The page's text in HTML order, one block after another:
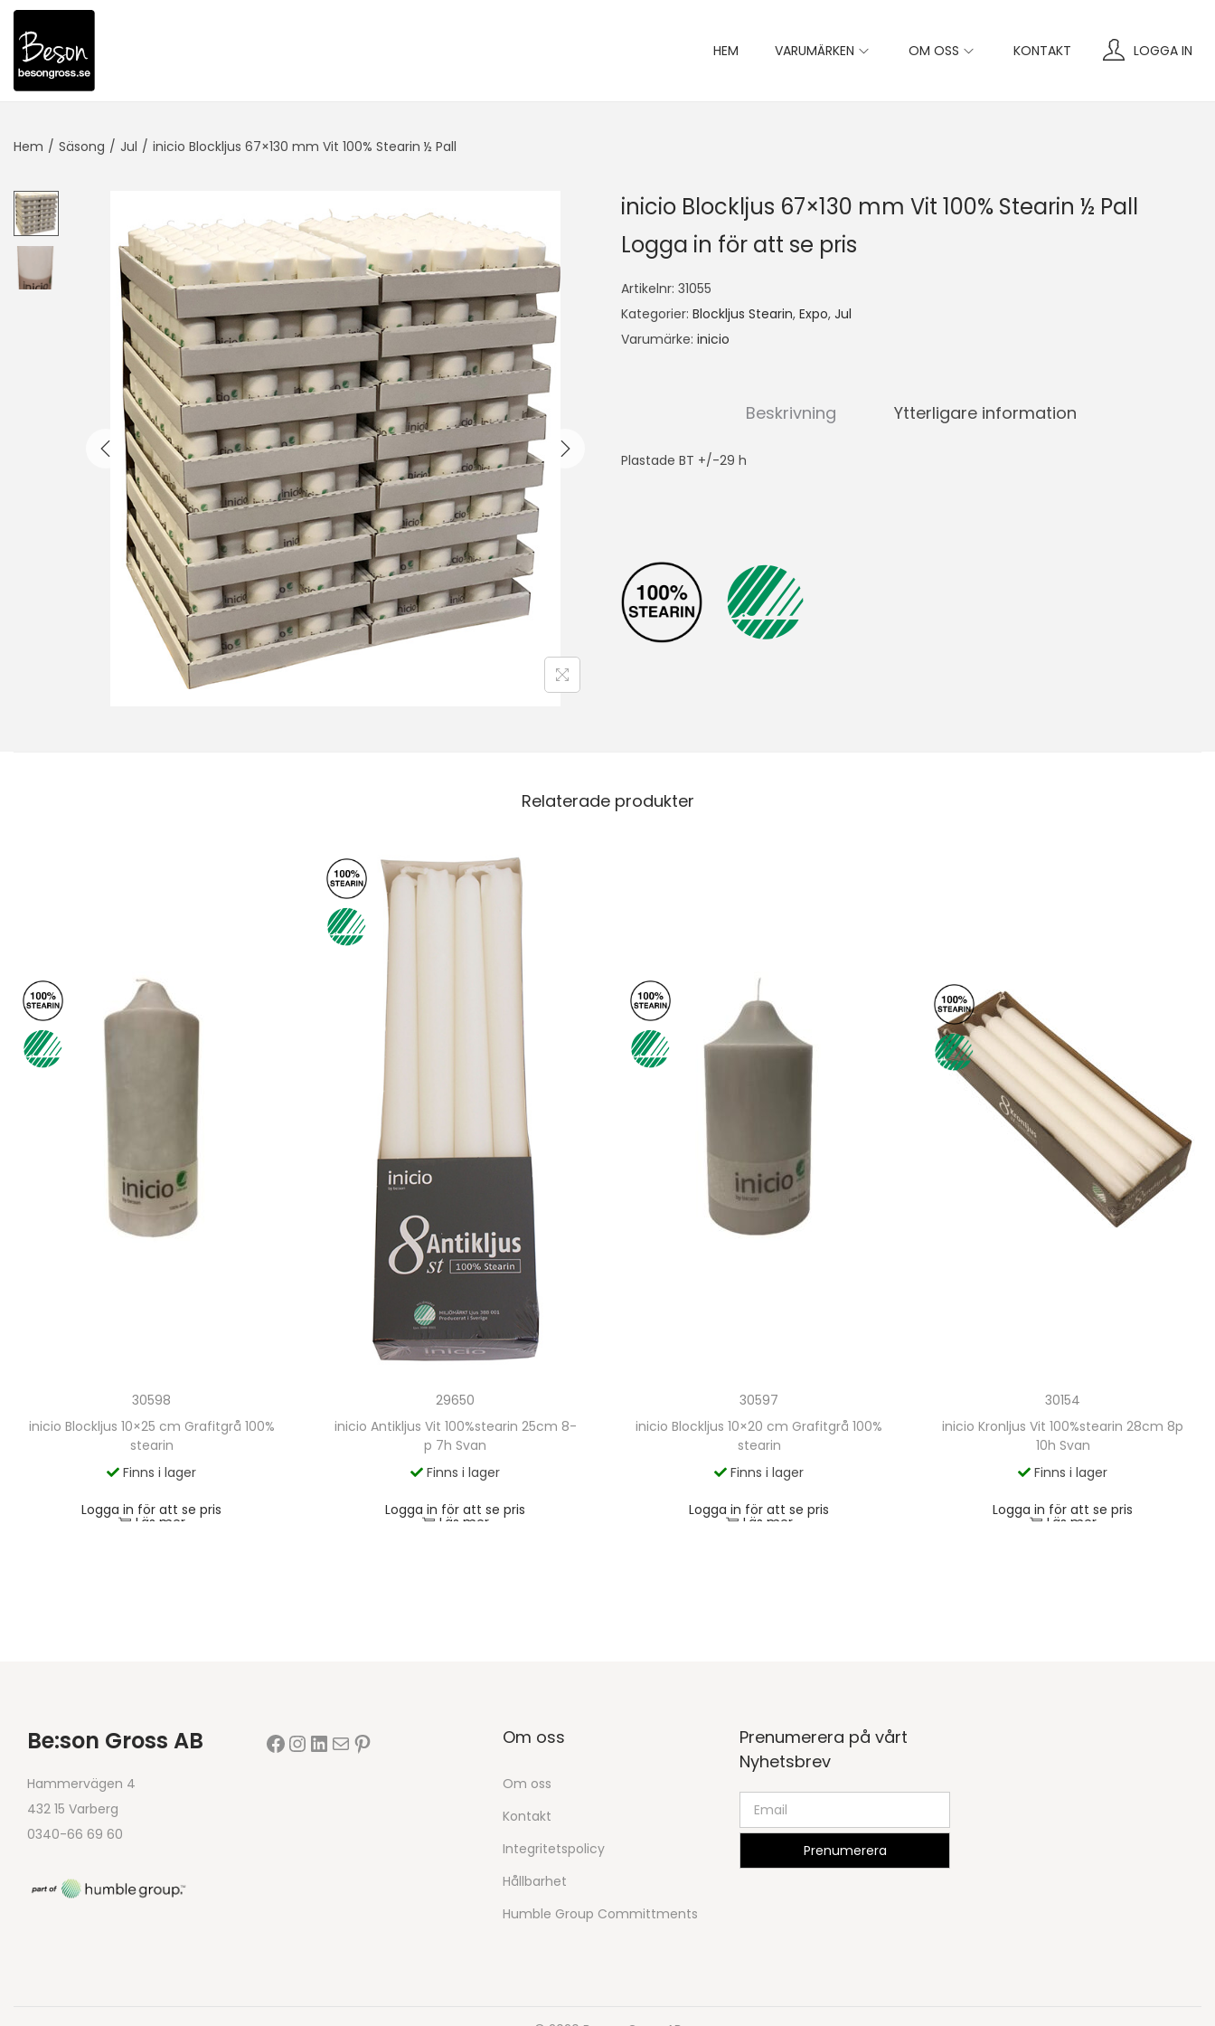
HEM VARUMÄRKEN OM OSS KONTAKT LOGGA IN
Hem / Säsong / Jul / inicio Blockljus 67×130 mm Vit 100% Stearin ½ Pall
inicio Blockljus 67×130 mm Vit 100% Stearin ½ Pall
Logga in för att se pris
Artikelnr: 31055
Kategorier: Blockljus Stearin, Expo, Jul
Varumärke: inicio
Beskrivning Ytterligare information
Plastade BT +/-29 h
Relaterade produkter
30598
inicio Blockljus 10×25 cm Grafitgrå 100%
stearin
Finns i lager
Logga in för att se pris
Läs mer
29650
inicio Antikljus Vit 100%stearin 25cm 8-
p 7h Svan
Finns i lager
Logga in för att se pris
Läs mer
30597
inicio Blockljus 10×20 cm Grafitgrå 100%
stearin
Finns i lager
Logga in för att se pris
Läs mer
30154
inicio Kronljus Vit 100%stearin 28cm 8p
10h Svan
Finns i lager
Logga in för att se pris
Läs mer
Be:son Gross AB
Hammervägen 4
432 15 Varberg
0340-66 69 60
Om oss
Om oss
Kontakt
Integritetspolicy
Hållbarhet
Humble Group Committments
Prenumerera på vårt
Nyhetsbrev